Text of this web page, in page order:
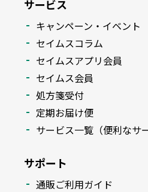
サービス
キャンペーン・イベント
セイムスコラム
セイムスアプリ会員
セイムス会員
処方箋受付
定期お届け便
サービス一覧（便利なサ
サポート
通販ご利用ガイド